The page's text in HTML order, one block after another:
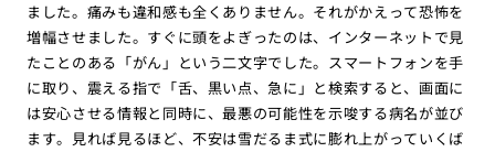
ました。痛みも違和感も全くありません。それがかえって恐怖を
増幅させました。すぐに頭をよぎったのは、インターネットで見
たことのある「がん」という二文字でした。スマートフォンを手
に取り、震える指で「舌、黒い点、急に」と検索すると、画面に
は安心させる情報と同時に、最悪の可能性を示唆する病名が並び
ます。見れば見るほど、不安は雪だるま式に膨れ上がっていくば